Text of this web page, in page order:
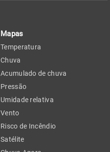
Mapas
Temperatura
Chuva
Acumulado de chuva
Pressão
Umidade relativa
Vento
Risco de Incêndio
Satélite